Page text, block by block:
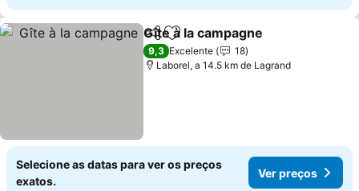
PartilharAdicionar aos favoritos
Gîte à la campagne
9,3 Excelente
18
Laborel, a 14.5 km de Lagrand
Selecione as datas para ver os preços
exatos.
Ver preços